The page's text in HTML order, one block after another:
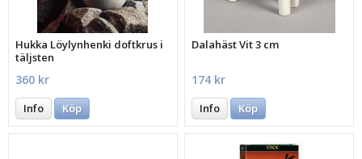
Hukka Löylynhenki doftkrus i
täljsten
360 kr
Info Köp
Dalahäst Vit 3 cm
174 kr
Info Köp